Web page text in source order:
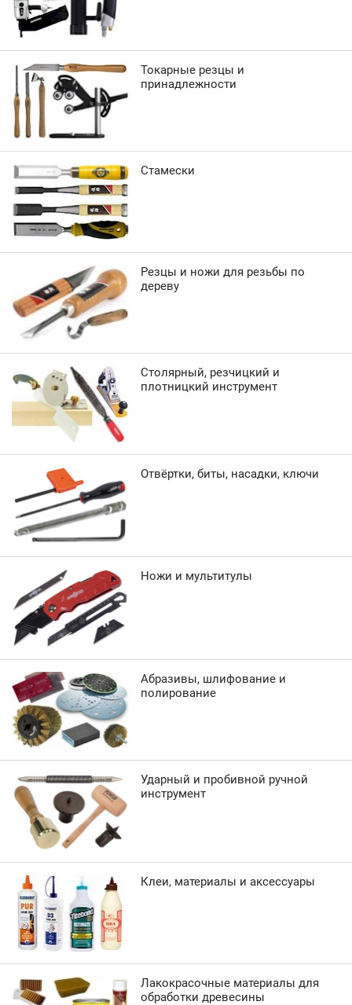
Токарные резцы и
принадлежности
Стамески
Резцы и ножи для резьбы по
дереву
Столярный, резчицкий и
плотницкий инструмент
Отвёртки, биты, насадки, ключи
Ножи и мультитулы
Абразивы, шлифование и
полирование
Ударный и пробивной ручной
инструмент
Клеи, материалы и аксессуары
Лакокрасочные материалы для
обработки древесины